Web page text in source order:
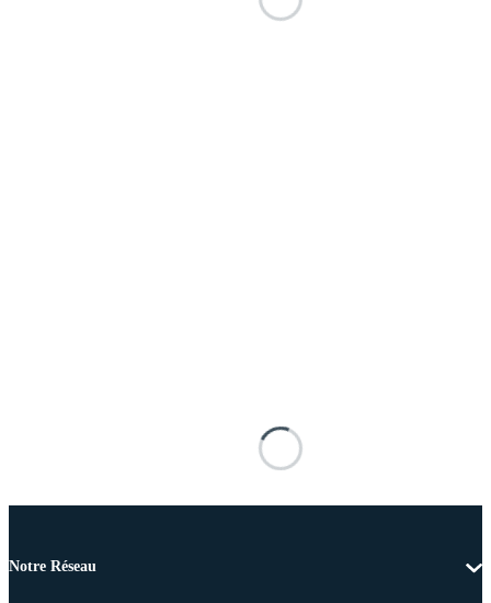
Notre Réseau